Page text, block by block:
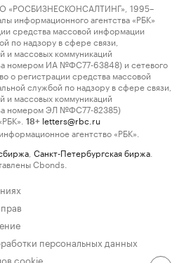
1995–
информационного агентства «РБК»
средства массовой информации
по надзору в сфере связи,
и массовых коммуникаций
номером ИА №ФС77-63848) и сетевого
о регистрации средства массовой
службой по надзору в сфере связи,
и массовых коммуникаций
номером ЭЛ №ФС77-82385)
18+ letters@rbc.ru
агентство «РБК».
Санкт-Петербургская биржа
Cbonds.
персональных данных
cookie